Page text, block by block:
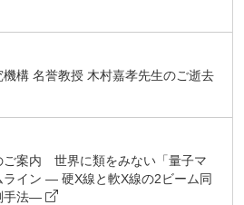
氏との共同研究が国土交通省
助成制度」に採択
の加速器J-PARCでミュオンビーム
構 名誉教授 木村嘉孝先生のご逝去
ご案内 世界に類をみない「量子マ
ライン ― 硬X線と軟X線の2ビーム同
手法―